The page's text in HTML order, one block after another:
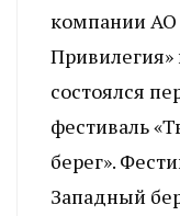
компании
состоялся
фестиваль
берег».
Западный